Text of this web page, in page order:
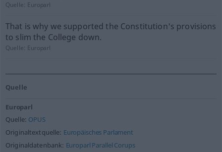
Quelle: Europarl
That is why we supported the Constitution's provisions
to slim the College down.
Quelle: Europarl
Quelle
Europarl
Quelle: OPUS
Originaltextquelle: Europäisches Parlament
Originaldatenbank: Europarl Parallel Corups